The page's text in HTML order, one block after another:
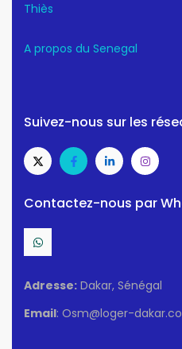
Thiès
A propos du Senegal
Suivez-nous sur les
Contactez-nous par
Adresse: Dakar, Sénégal
Email: Osm@loger-